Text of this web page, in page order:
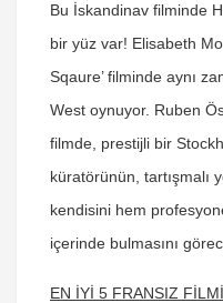
Bu İskandinav filminde
bir yüz var! Elisabeth
Sqaure’ filminde aynı
West oynuyor. Ruben
filmde, prestijli bir
küratörünün, tartışmalı
kendisini hem
içerinde bulmasını
EN İYİ 5 FRANSIZ FİLMİ